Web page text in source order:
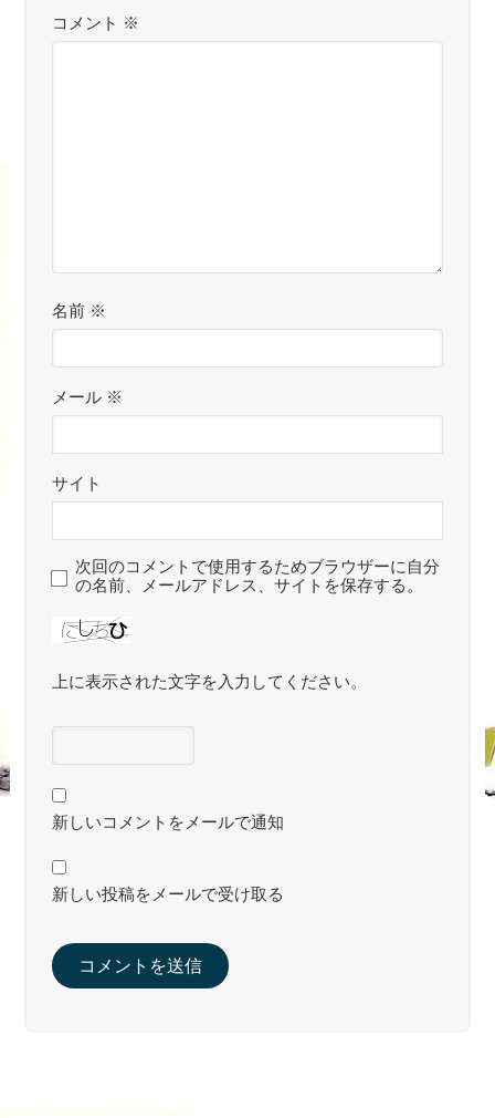
コメント ※
名前 ※
メール ※
サイト
次回のコメントで使用するためブラウザーに自分
の名前、メールアドレス、サイトを保存する。
上に表示された文字を入力してください。
新しいコメントをメールで通知
新しい投稿をメールで受け取る